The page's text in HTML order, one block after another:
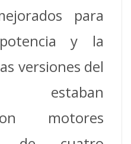
para
y la
versiones del
estaban
motores